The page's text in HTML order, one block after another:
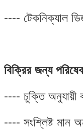
---- টেকনিক্যাল
বিক্রির জন্য
---- চুক্তি অনুযায়ী
---- সংশ্লিষ্ট মান